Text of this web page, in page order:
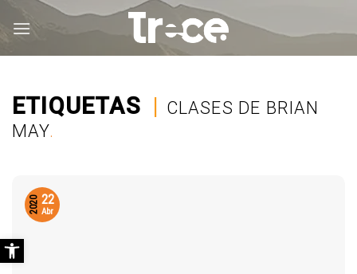
ETIQUETAS | CLASES DE BRIAN
MAY.
22
Abr
2020
Abrir barra de herramientas